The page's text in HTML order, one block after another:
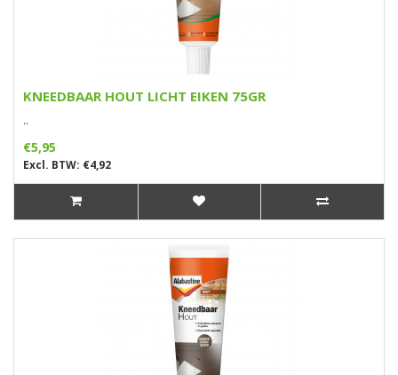
KNEEDBAAR HOUT LICHT EIKEN 75GR
..
€5,95
Excl. BTW: €4,92